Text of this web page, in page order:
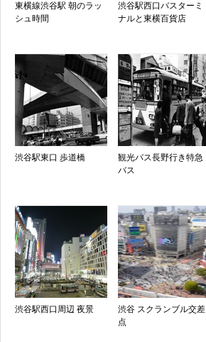
東横線渋谷駅 朝のラッ
シュ時間
渋谷駅西口バスターミ
ナルと東横百貨店
渋谷駅東口 歩道橋
観光バス長野行き特急
バス
渋谷駅西口周辺 夜景
渋谷 スクランブル交差
点